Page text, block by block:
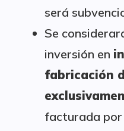
será
Se
inversión en
fabricación
facturada